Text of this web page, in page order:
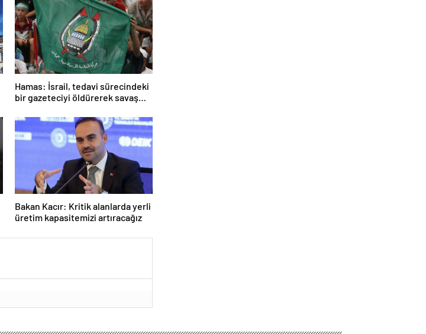
Hamas: İsrail, tedavi sürecindeki
bir gazeteciyi öldürerek savaş
Bakan Kacır: Kritik alanlarda yerli
üretim kapasitemizi artıracağız